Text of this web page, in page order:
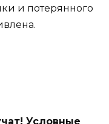
и потерянного
Условные